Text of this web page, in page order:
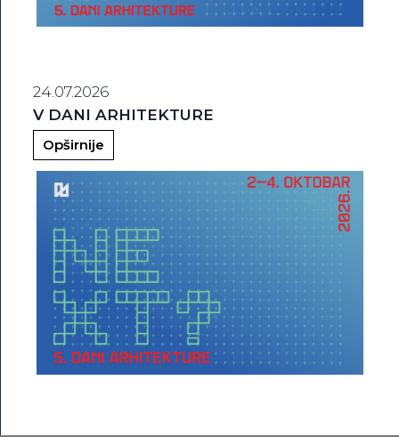
24.07.2026
V DANI ARHITEKTURE
Opširnije